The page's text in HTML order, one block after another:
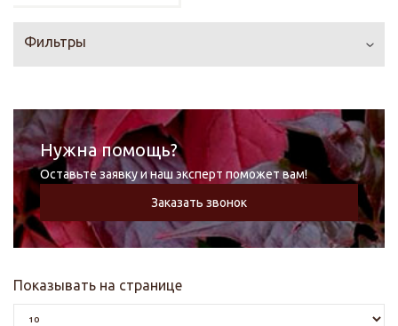
Фильтры
Нужна помощь?
Оставьте заявку и наш эксперт поможет вам!
Заказать звонок
Показывать на странице